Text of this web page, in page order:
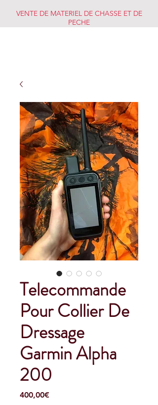
VENTE DE MATERIEL DE CHASSE ET DE
PECHE
Telecommande
Pour Collier De
Dressage
Garmin Alpha
200
400,00€Price